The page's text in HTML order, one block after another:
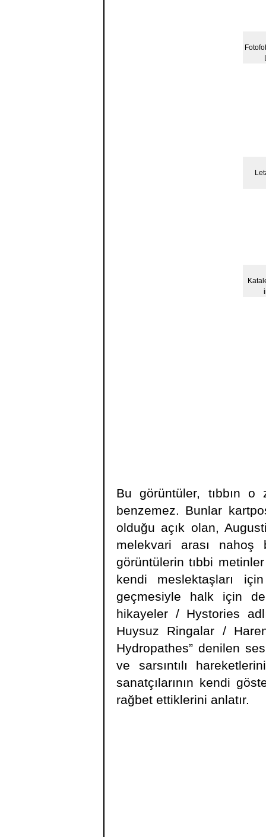
Bu görüntüler, tıbbın
benzemez. Bunlar
olduğu açık olan,
melekvari arası nahoş
görüntülerin tıbbi
kendi meslektaşları
geçmesiyle halk için
hikayeler / Hystories
Huysuz Ringalar /
Hydropathes” denilen
ve sarsıntılı
sanatçılarının kendi
rağbet ettiklerini anlatır.